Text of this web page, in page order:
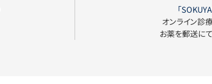
「
オンライン診
お薬を郵送に